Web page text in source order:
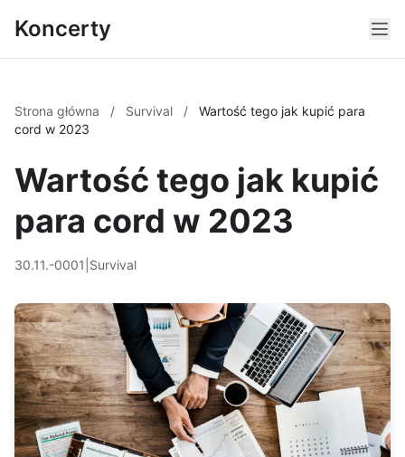
Koncerty
Strona główna / Survival /
Wartość tego jak kupić para
cord w 2023
Wartość tego jak kupić
para cord w 2023
30.11.-0001 Survival